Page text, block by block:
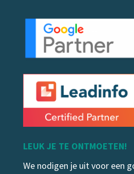
LEUK JE TE ONTMOETEN!
We nodigen je uit voor een